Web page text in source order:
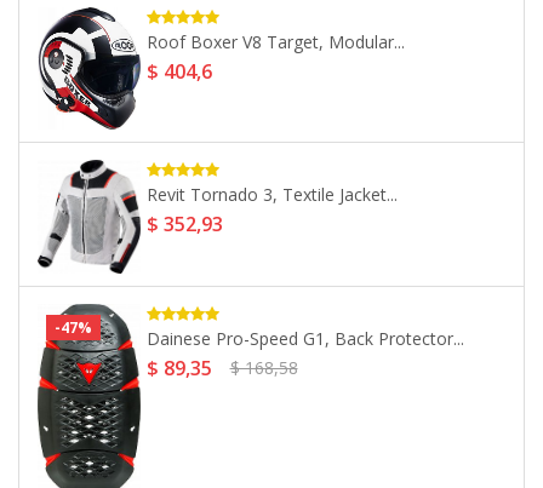
-35% Redbike RB-650, Jet Helmet...
$ 92,94
-39%
Cellularline Icase IPhone 6/6S/7/8,
Smartphone...
Nolan N70-2 GT Hi-Visibility N-Com,...